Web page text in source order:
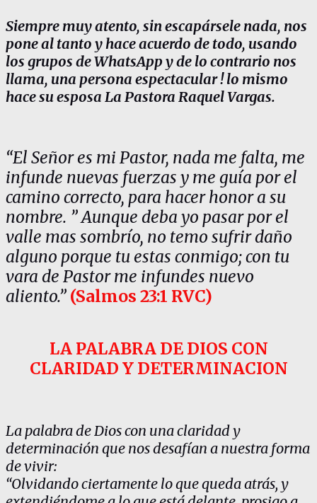
Siempre muy atento, sin escapársele nada, nos
pone al tanto y hace acuerdo de todo, usando
los grupos de WhatsApp y de lo contrario nos
llama, una persona espectacular ! lo mismo
hace su esposa La Pastora Raquel Vargas.
“El Señor es mi Pastor, nada me falta, me
infunde nuevas fuerzas y me guía por el
camino correcto, para hacer honor a su
nombre. ” Aunque deba yo pasar por el
valle mas sombrío, no temo sufrir daño
alguno porque tu estas conmigo; con tu
vara de Pastor me infundes nuevo
aliento.” (Salmos 23:1 RVC)
LA PALABRA DE DIOS CON
CLARIDAD Y DETERMINACION
La palabra de Dios con una claridad y
determinación que nos desafían a nuestra forma
de vivir:
“Olvidando ciertamente lo que queda atrás, y